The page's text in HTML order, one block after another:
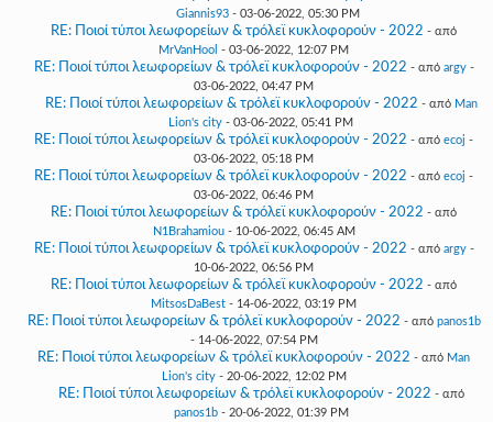
Giannis93 - 03-06-2022, 05:30 PM
RE: Ποιοί τύποι λεωφορείων & τρόλεϊ κυκλοφορούν - 2022 - από
MrVanHool - 03-06-2022, 12:07 PM
RE: Ποιοί τύποι λεωφορείων & τρόλεϊ κυκλοφορούν - 2022 - από argy-
03-06-2022, 04:47 PM
RE: Ποιοί τύποι λεωφορείων & τρόλεϊ κυκλοφορούν - 2022 - από Man
Lion's city - 03-06-2022, 05:41 PM
RE: Ποιοί τύποι λεωφορείων & τρόλεϊ κυκλοφορούν - 2022 - από ecoj -
03-06-2022, 05:18 PM
RE: Ποιοί τύποι λεωφορείων & τρόλεϊ κυκλοφορούν - 2022 - από ecoj -
03-06-2022, 06:46 PM
RE: Ποιοί τύποι λεωφορείων & τρόλεϊ κυκλοφορούν - 2022 - από
N1Brahamiou- 10-06-2022, 06:45 AM
RE: Ποιοί τύποι λεωφορείων & τρόλεϊ κυκλοφορούν - 2022 - από argy-
10-06-2022, 06:56 PM
RE: Ποιοί τύποι λεωφορείων & τρόλεϊ κυκλοφορούν - 2022 - από
MitsosDaBest - 14-06-2022, 03:19 PM
RE: Ποιοί τύποι λεωφορείων & τρόλεϊ κυκλοφορούν - 2022 - από panos1b
- 14-06-2022, 07:54 PM
RE: Ποιοί τύποι λεωφορείων & τρόλεϊ κυκλοφορούν - 2022 - από Man
Lion's city- 20-06-2022, 12:02 PM
RE: Ποιοί τύποι λεωφορείων & τρόλεϊ κυκλοφορούν - 2022 - από
panos1b- 20-06-2022, 01:39 PM